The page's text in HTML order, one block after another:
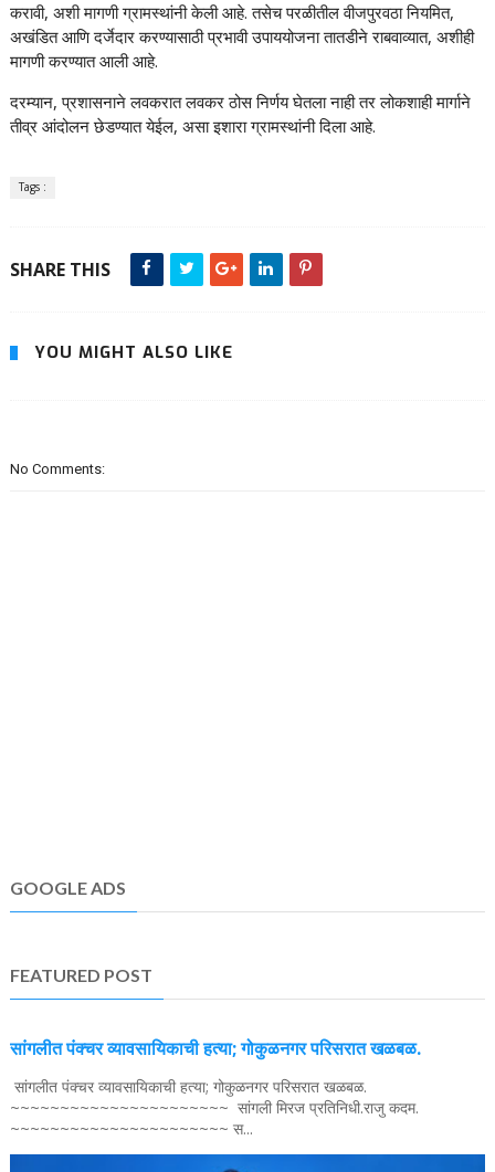
करावी, अशी मागणी ग्रामस्थांनी केली आहे. तसेच परळीतील वीजपुरवठा नियमित,
अखंडित आणि दर्जेदार करण्यासाठी प्रभावी उपाययोजना तातडीने राबवाव्यात, अशीही
मागणी करण्यात आली आहे.
दरम्यान, प्रशासनाने लवकरात लवकर ठोस निर्णय घेतला नाही तर लोकशाही मार्गाने
तीव्र आंदोलन छेडण्यात येईल, असा इशारा ग्रामस्थांनी दिला आहे.
Tags :
SHARE THIS
YOU MIGHT ALSO LIKE
No Comments:
GOOGLE ADS
FEATURED POST
सांगलीत पंक्चर व्यावसायिकाची हत्या; गोकुळनगर परिसरात खळबळ.
सांगलीत पंक्चर व्यावसायिकाची हत्या; गोकुळनगर परिसरात खळबळ.
~~~~~~~~~~~~~~~~~~~~~~ सांगली मिरज प्रतिनिधी.राजु कदम.
~~~~~~~~~~~~~~~~~~~~~~ स...